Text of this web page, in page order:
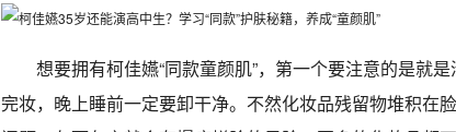
想要拥有柯佳嬿“同款童颜肌”，第一个要注意的是就
完妆，晚上睡前一定要卸干净。不然化妆品残留物堆积在